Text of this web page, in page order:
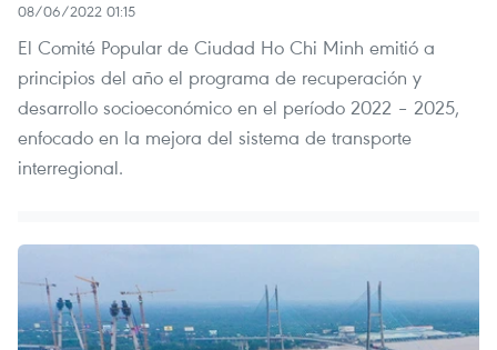
08/06/2022 01:15
El Comité Popular de Ciudad Ho Chi Minh emitió a
principios del año el programa de recuperación y
desarrollo socioeconómico en el período 2022 – 2025,
enfocado en la mejora del sistema de transporte
interregional.